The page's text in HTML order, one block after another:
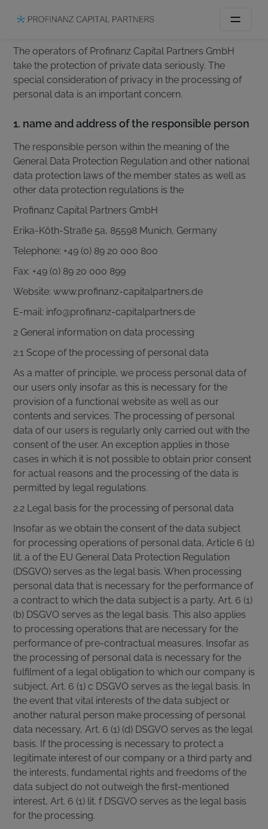
The operators of Profinanz Capital Partners GmbH
take the protection of private data seriously. The
special consideration of privacy in the processing of
personal data is an important concern.
1. name and address of the responsible person
The responsible person within the meaning of the
General Data Protection Regulation and other national
data protection laws of the member states as well as
other data protection regulations is the
Profinanz Capital Partners GmbH
Erika-Köth-Straße 5a, 85598 Munich, Germany
Telephone: +49 (0) 89 20 000 800
Fax: +49 (0) 89 20 000 899
Website: www.profinanz-capitalpartners.de
E-mail: info@profinanz-capitalpartners.de
2 General information on data processing
2.1 Scope of the processing of personal data
As a matter of principle, we process personal data of
our users only insofar as this is necessary for the
provision of a functional website as well as our
contents and services. The processing of personal
data of our users is regularly only carried out with the
consent of the user. An exception applies in those
cases in which it is not possible to obtain prior consent
for actual reasons and the processing of the data is
permitted by legal regulations.
2.2 Legal basis for the processing of personal data
Insofar as we obtain the consent of the data subject
for processing operations of personal data, Article 6 (1)
lit. a of the EU General Data Protection Regulation
(DSGVO) serves as the legal basis. When processing
personal data that is necessary for the performance of
a contract to which the data subject is a party, Art. 6 (1)
(b) DSGVO serves as the legal basis. This also applies
to processing operations that are necessary for the
performance of pre-contractual measures. Insofar as
the processing of personal data is necessary for the
fulfilment of a legal obligation to which our company is
subject, Art. 6 (1) c DSGVO serves as the legal basis. In
the event that vital interests of the data subject or
another natural person make processing of personal
data necessary, Art. 6 (1) (d) DSGVO serves as the legal
basis. If the processing is necessary to protect a
legitimate interest of our company or a third party and
the interests, fundamental rights and freedoms of the
data subject do not outweigh the first-mentioned
interest, Art. 6 (1) lit. f DSGVO serves as the legal basis
for the processing.